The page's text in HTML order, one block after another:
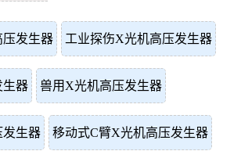
压发生器 工业探伤X光机高压发生器
生器 兽用X光机高压发生器
发生器 移动式C臂X光机高压发生器